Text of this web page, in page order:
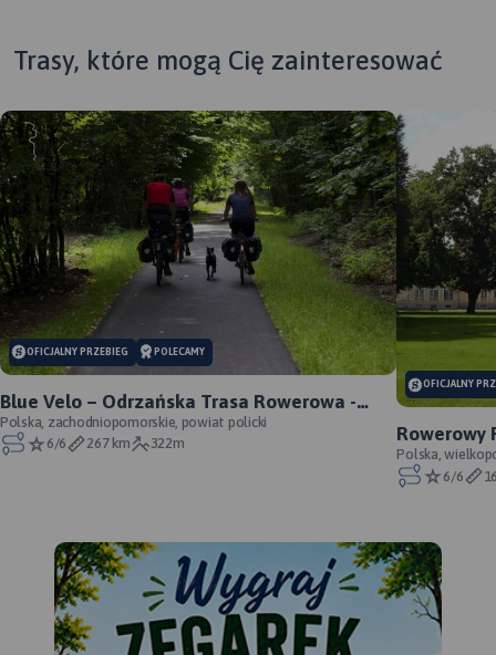
Trasy, które mogą Cię zainteresować
OFICJALNY PRZEBIEG POLECAMY
Blue Velo – Odrzańska Trasa Rowerowa -
oficjalny przebieg
Polska, zachodniopomorskie, powiat policki
6/6
267 km 322m
OFICJALNY
Rowerowy
oficjalny
Polska,
6/6